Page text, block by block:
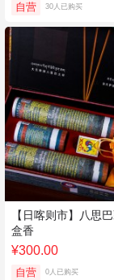
自营 30人已购买
【日喀则市】八思
盒香
¥300.00
自营 0人已购买